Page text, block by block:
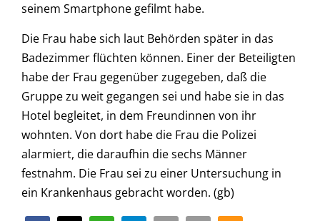
seinem Smartphone gefilmt habe.
Die Frau habe sich laut Behörden später in das
Badezimmer flüchten können. Einer der Beteiligten
habe der Frau gegenüber zugegeben, daß die
Gruppe zu weit gegangen sei und habe sie in das
Hotel begleitet, in dem Freundinnen von ihr
wohnten. Von dort habe die Frau die Polizei
alarmiert, die daraufhin die sechs Männer
festnahm. Die Frau sei zu einer Untersuchung in
ein Krankenhaus gebracht worden. (gb)